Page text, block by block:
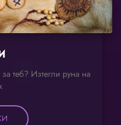
теб? Изтегли руна на